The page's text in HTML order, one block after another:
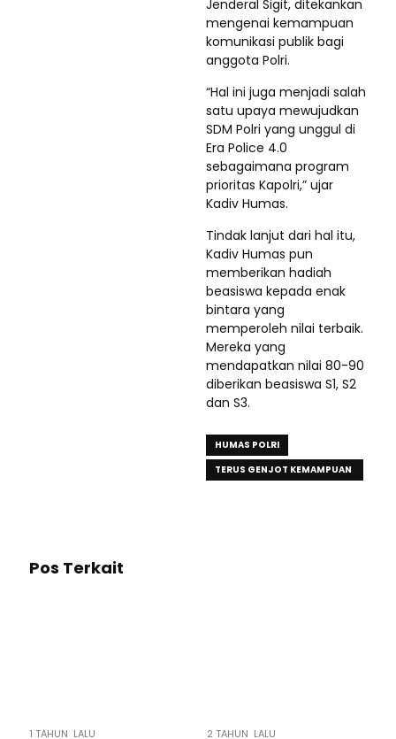
Jenderal Sigit, ditekankan
mengenai kemampuan
komunikasi publik bagi
anggota Polri.
“Hal ini juga menjadi salah
satu upaya mewujudkan
SDM Polri yang unggul di
Era Police 4.0
sebagaimana program
prioritas Kapolri,” ujar
Kadiv Humas.
Tindak lanjut dari hal itu,
Kadiv Humas pun
memberikan hadiah
beasiswa kepada enak
bintara yang
memperoleh nilai terbaik.
Mereka yang
mendapatkan nilai 80-90
diberikan beasiswa S1, S2
dan S3.
HUMAS POLRI
TERUS GENJOT KEMAMPUAN
Pos Terkait
1 TAHUN LALU 2 TAHUN LALU